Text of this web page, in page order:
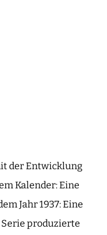
der Entwicklung
Kalender: Eine
Jahr 1937: Eine
Serie produzierte